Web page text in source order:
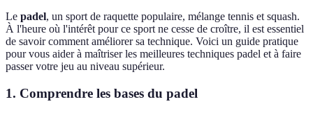
Le padel, un sport de raquette populaire, mélange tennis et squash.
À l'heure où l'intérêt pour ce sport ne cesse de croître, il est essentiel
de savoir comment améliorer sa technique. Voici un guide pratique
pour vous aider à maîtriser les meilleures techniques padel et à faire
passer votre jeu au niveau supérieur.
1. Comprendre les bases du padel